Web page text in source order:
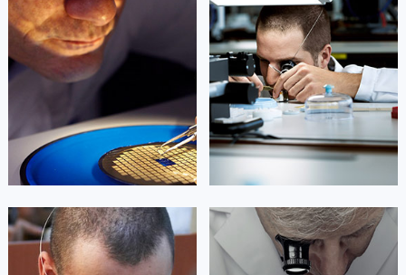
是豪利时维修中心
(豪利时保养维修中心)
的高级技师之一
Beijing oris Maintain center
北京豪利时维修
是豪利时维修中心
(豪利时保养维修中心)
的高级技师之一
Shanghai oris Maintain center
 上海豪利时维修
艾德琳·亚历桑德拉
资深豪利时技师
是豪利时维修中心
艾莉森·安吉莉亚
资深豪利时技师
是豪利时维修中心